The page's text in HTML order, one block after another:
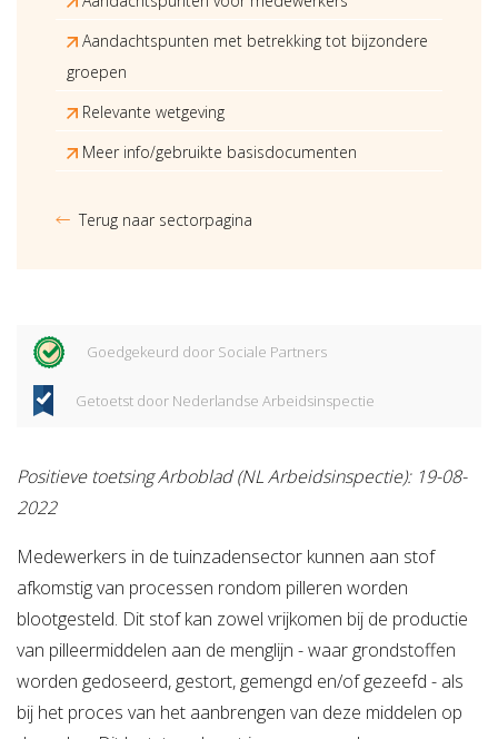
Aandachtspunten met betrekking tot bijzondere
groepen
Relevante wetgeving
Meer info/gebruikte basisdocumenten
Terug naar sectorpagina
Goedgekeurd door Sociale Partners
Getoetst door Nederlandse Arbeidsinspectie
Positieve toetsing Arboblad (NL Arbeidsinspectie): 19-08-
2022
Medewerkers in de tuinzadensector kunnen aan stof
afkomstig van processen rondom pilleren worden
blootgesteld. Dit stof kan zowel vrijkomen bij de productie
van pilleermiddelen aan de menglijn - waar grondstoffen
worden gedoseerd, gestort, gemengd en/of gezeefd - als
bij het proces van het aanbrengen van deze middelen op